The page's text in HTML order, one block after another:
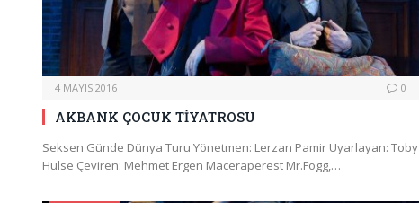
4 MAYIS 2016 0
AKBANK ÇOCUK TİYATROSU
Seksen Günde Dünya Turu Yönetmen: Lerzan Pamir Uyarlayan: Toby
Hulse Çeviren: Mehmet Ergen Maceraperest Mr.Fogg,…